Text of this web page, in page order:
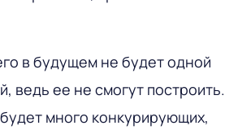
в будущем не будет одной
ведь ее не смогут построить.
много конкурирующих,